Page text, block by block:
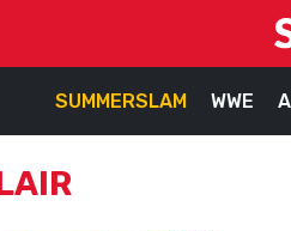
SUMMERSLAM WWE